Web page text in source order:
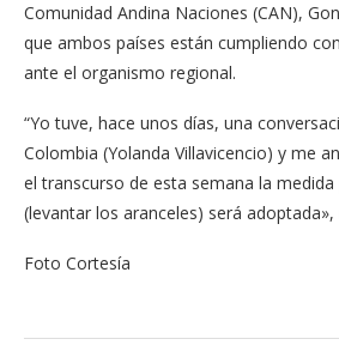
Comunidad Andina Naciones (CAN),
que ambos países están cumpliendo
ante el organismo regional.
“Yo tuve, hace unos días, una
Colombia (Yolanda Villavicencio) y me
el transcurso de esta semana la
(levantar los aranceles) será adoptada»,
Foto Cortesía